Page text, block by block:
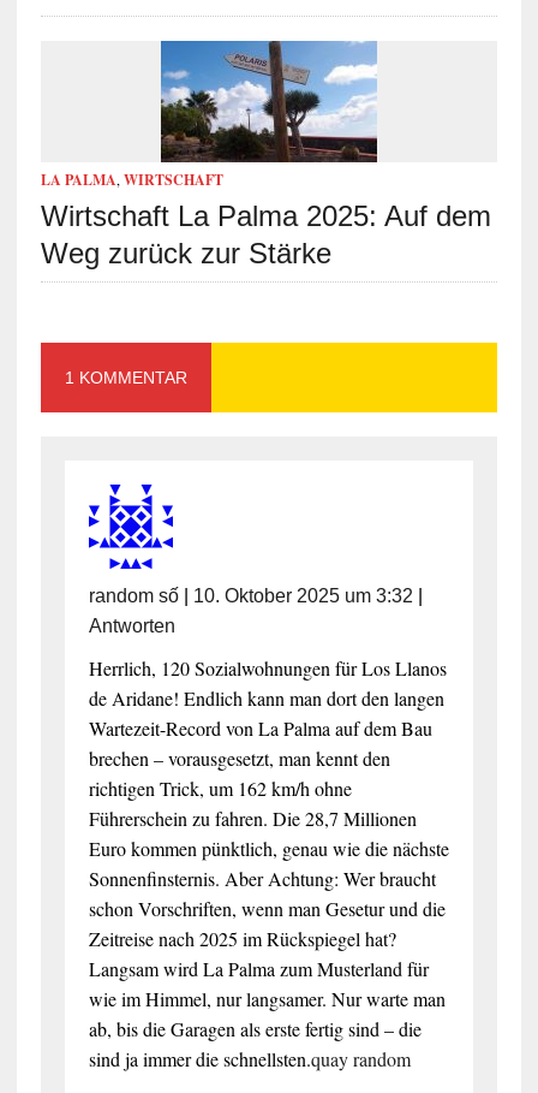
LA PALMA,WIRTSCHAFT
Wirtschaft La Palma 2025: Auf dem
Weg zurück zur Stärke
1 KOMMENTAR
random số| 10. Oktober 2025 um 3:32
Antworten
Herrlich, 120 Sozialwohnungen für Los Llanos
de Aridane! Endlich kann man dort den langen
Wartezeit-Record von La Palma auf dem Bau
brechen – vorausgesetzt, man kennt den
richtigen Trick, um 162 km/h ohne
Führerschein zu fahren. Die 28,7 Millionen
Euro kommen pünktlich, genau wie die nächste
Sonnenfinsternis. Aber Achtung: Wer braucht
schon Vorschriften, wenn man Gesetur und die
Zeitreise nach 2025 im Rückspiegel hat?
Langsam wird La Palma zum Musterland für
wie im Himmel, nur langsamer. Nur warte man
ab, bis die Garagen als erste fertig sind – die
sind ja immer die schnellsten.quay random